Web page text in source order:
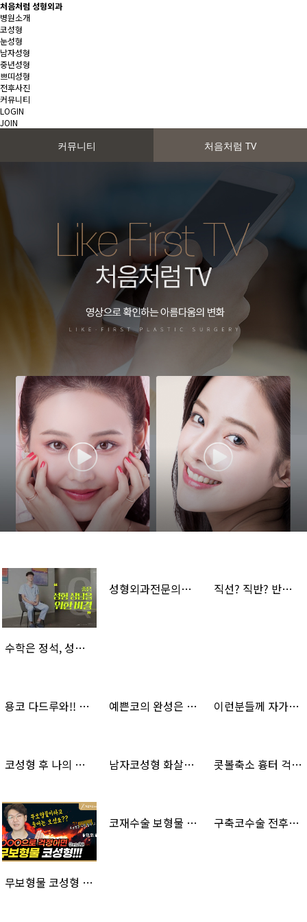
처음처럼 성형외과
병원소개
코성형
눈성형
남자성형
중년성형
쁘띠성형
전후사진
커뮤니티
LOGIN
JOIN
커뮤니티 처음처럼 TV
수학은 정석, 성형은 방석! 처음처럼성형외과만의 장점은?
성형외과전문의가 추천하는 수술은? 처음처럼성형외과 이방석 원장님의 솔직토크! 직선? 직반? 반버선? 성형외과 의사가 알려주는 ‘코’라인 완벽 분석!
용코 다드루와!! 비공내리기로 콧날개교정???? 예쁜코의 완성은 비주성형!????(비주돌출, 비주퇴축) 이런분들께 자가늑연골 코성형 강추 ✨
코성형 후 나의 코를 지켜주는 아이들!(치료일정까지) 남자코성형 화살코,긴코 한달차 대성공 콧볼축소 흉터 걱정된다면? 이 영상 보고 결정하세요
무보형물 코성형 이렇게 달라진다고? (feat.염증)
코재수술 보형물 제거해도 예쁜코 만날 수 있습니다 구축코수술 전후사례로 알아보는 수술방법 ! 구축코2편